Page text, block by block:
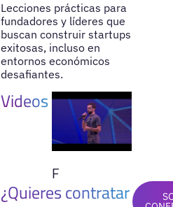
Lecciones prácticas para
fundadores y líderes que
buscan construir startups
exitosas, incluso en
entornos económicos
desafiantes.
Videos
F
¿Quieres contratar